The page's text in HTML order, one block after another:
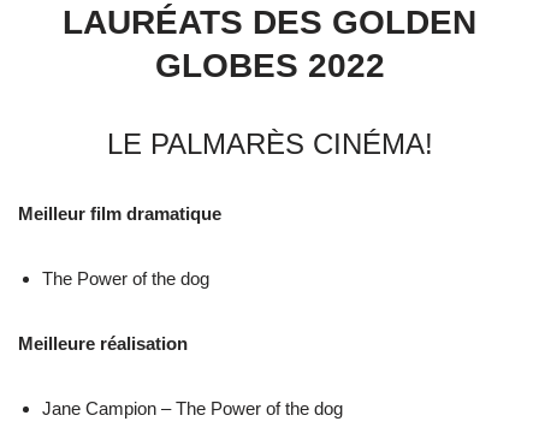
LAURÉATS DES GOLDEN
GLOBES 2022
LE PALMARÈS CINÉMA!
Meilleur film dramatique
The Power of the dog
Meilleure réalisation
Jane Campion – The Power of the dog